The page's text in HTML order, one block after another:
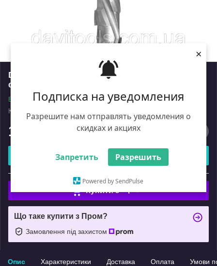
Подписка на уведомления
Разрешите нам отправлять уведомления о
скидках и акциях
Запретить Разрешить
Powered by SendPulse
×
DTA Фреза DIA D=20 I=55 S=20 RH Z=6+1 EC 3
спіралі
В наявності
Код: DTA.20.055.20.0SR
13 530
Купити
Купити з
Що таке купити з Пром?
Замовлення під захистом
Опис Характеристики Доставка Оплата Умови